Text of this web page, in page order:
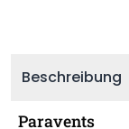
Beschreibung
Paravents